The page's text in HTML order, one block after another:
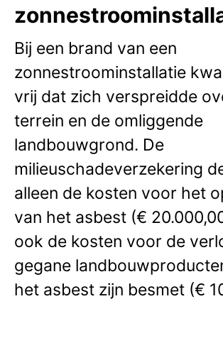
Bij een brand van een
zonnestroominstallatie
vrij dat zich verspreidde
terrein en de omliggende
landbouwgrond. De
milieuschadeverzekering
alleen de kosten voor het
van het asbest (€
ook de kosten voor de
gegane
het asbest zijn besmet (€